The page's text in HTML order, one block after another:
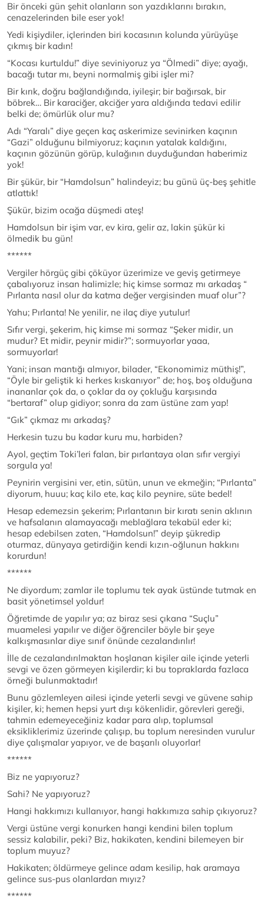
Bir önceki gün şehit olanların son yazdıklarını bırakın,
cenazelerinden bile eser yok!
Yedi kişiydiler, içlerinden biri kocasının kolunda yürüyüşe
çıkmış bir kadın!
“Kocası kurtuldu!” diye seviniyoruz ya “Ölmedi” diye; ayağı,
bacağı tutar mı, beyni normalmiş gibi işler mi?
Bir kırık, doğru bağlandığında, iyileşir; bir bağırsak, bir
böbrek… Bir karaciğer, akciğer yara aldığında tedavi edilir
belki de; ömürlük olur mu?
Adı “Yaralı” diye geçen kaç askerimize sevinirken kaçının
“Gazi” olduğunu bilmiyoruz; kaçının yatalak kaldığını,
kaçının gözünün görüp, kulağının duyduğundan haberimiz
yok!
Bir şükür, bir “Hamdolsun” halindeyiz; bu günü üç-beş şehitle
atlattık!
Şükür, bizim ocağa düşmedi ateş!
Hamdolsun bir işim var, ev kira, gelir az, lakin şükür ki
ölmedik bu gün!
******
Vergiler hörgüç gibi çöküyor üzerimize ve geviş getirmeye
çabalıyoruz insan halimizle; hiç kimse sormaz mı arkadaş “
Pırlanta nasıl olur da katma değer vergisinden muaf olur”?
Yahu; Pırlanta! Ne yenilir, ne ilaç diye yutulur!
Sıfır vergi, şekerim, hiç kimse mi sormaz “Şeker midir, un
mudur? Et midir, peynir midir?”; sormuyorlar yaaa,
sormuyorlar!
Yani; insan mantığı almıyor, bilader, “Ekonomimiz müthiş!”,
“Öyle bir geliştik ki herkes kıskanıyor” de; hoş, boş olduğuna
inananlar çok da, o çoklar da oy çokluğu karşısında
“bertaraf” olup gidiyor; sonra da zam üstüne zam yap!
“Gık” çıkmaz mı arkadaş?
Herkesin tuzu bu kadar kuru mu, harbiden?
Ayol, geçtim Toki’leri falan, bir pırlantaya olan sıfır vergiyi
sorgula ya!
Peynirin vergisini ver, etin, sütün, unun ve ekmeğin; “Pırlanta”
diyorum, huuu; kaç kilo ete, kaç kilo peynire, süte bedel!
Hesap edemezsin şekerim; Pırlantanın bir kıratı senin aklının
ve hafsalanın alamayacağı meblağlara tekabül eder ki;
hesap edebilsen zaten, “Hamdolsun!” deyip şükredip
oturmaz, dünyaya getirdiğin kendi kızın-oğlunun hakkını
korurdun!
******
Ne diyordum; zamlar ile toplumu tek ayak üstünde tutmak en
basit yönetimsel yoldur!
Öğretimde de yapılır ya; az biraz sesi çıkana “Suçlu”
muamelesi yapılır ve diğer öğrenciler böyle bir şeye
kalkışmasınlar diye sınıf önünde cezalandırılır!
İlle de cezalandırılmaktan hoşlanan kişiler aile içinde yeterli
sevgi ve özen görmeyen kişilerdir; ki bu topraklarda fazlaca
örneği bulunmaktadır!
Bunu gözlemleyen ailesi içinde yeterli sevgi ve güvene sahip
kişiler, ki; hemen hepsi yurt dışı kökenlidir, görevleri gereği,
tahmin edemeyeceğiniz kadar para alıp, toplumsal
eksikliklerimiz üzerinde çalışıp, bu toplum neresinden vurulur
diye çalışmalar yapıyor, ve de başarılı oluyorlar!
******
Biz ne yapıyoruz?
Sahi? Ne yapıyoruz?
Hangi hakkımızı kullanıyor, hangi hakkımıza sahip çıkıyoruz?
Vergi üstüne vergi konurken hangi kendini bilen toplum
sessiz kalabilir, peki? Biz, hakikaten, kendini bilemeyen bir
toplum muyuz?
Hakikaten; öldürmeye gelince adam kesilip, hak aramaya
gelince sus-pus olanlardan mıyız?
******